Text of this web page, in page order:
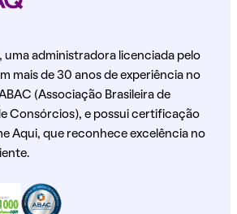
uma administradora licenciada pelo
mais de 30 anos de experiência no
(Associação Brasileira de
Consórcios), e possui certificação
Aqui, que reconhece excelência no